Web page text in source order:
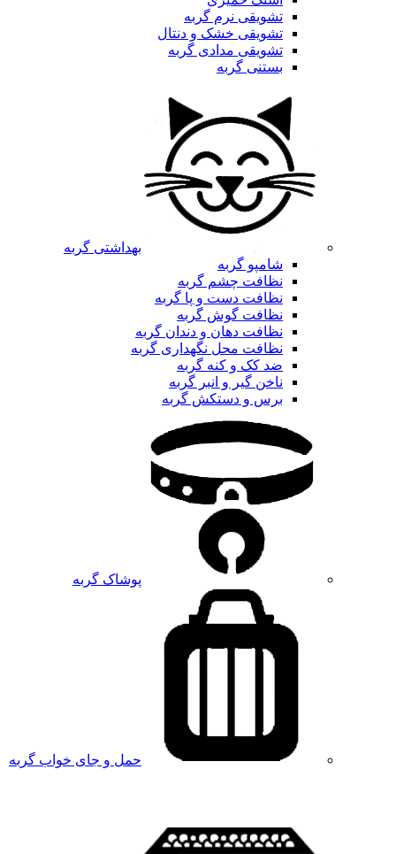
تشویقی نرم گربه
تشویقی خشک و دنتال
تشویقی مدادی گربه
بستنی گربه
بهداشتی گربه
شامپو گربه
نظافت چشم گربه
نظافت دست و پا گربه
نظافت گوش گربه
نظافت دهان و دندان گربه
نظافت محل نگهداری گربه
ضد کک و کنه گربه
ناخن گیر و انبر گربه
برس و دستکش گربه
پوشاک گربه
حمل و جای خواب گربه